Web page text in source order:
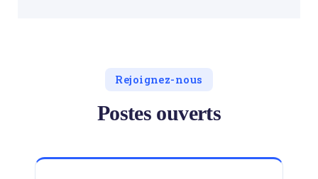
Rejoignez-nous
Postes ouverts